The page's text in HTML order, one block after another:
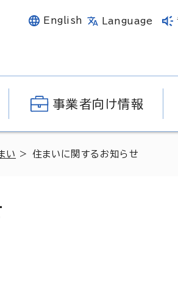
English Language
事業者向け情報
い > 住まいに関するお知らせ